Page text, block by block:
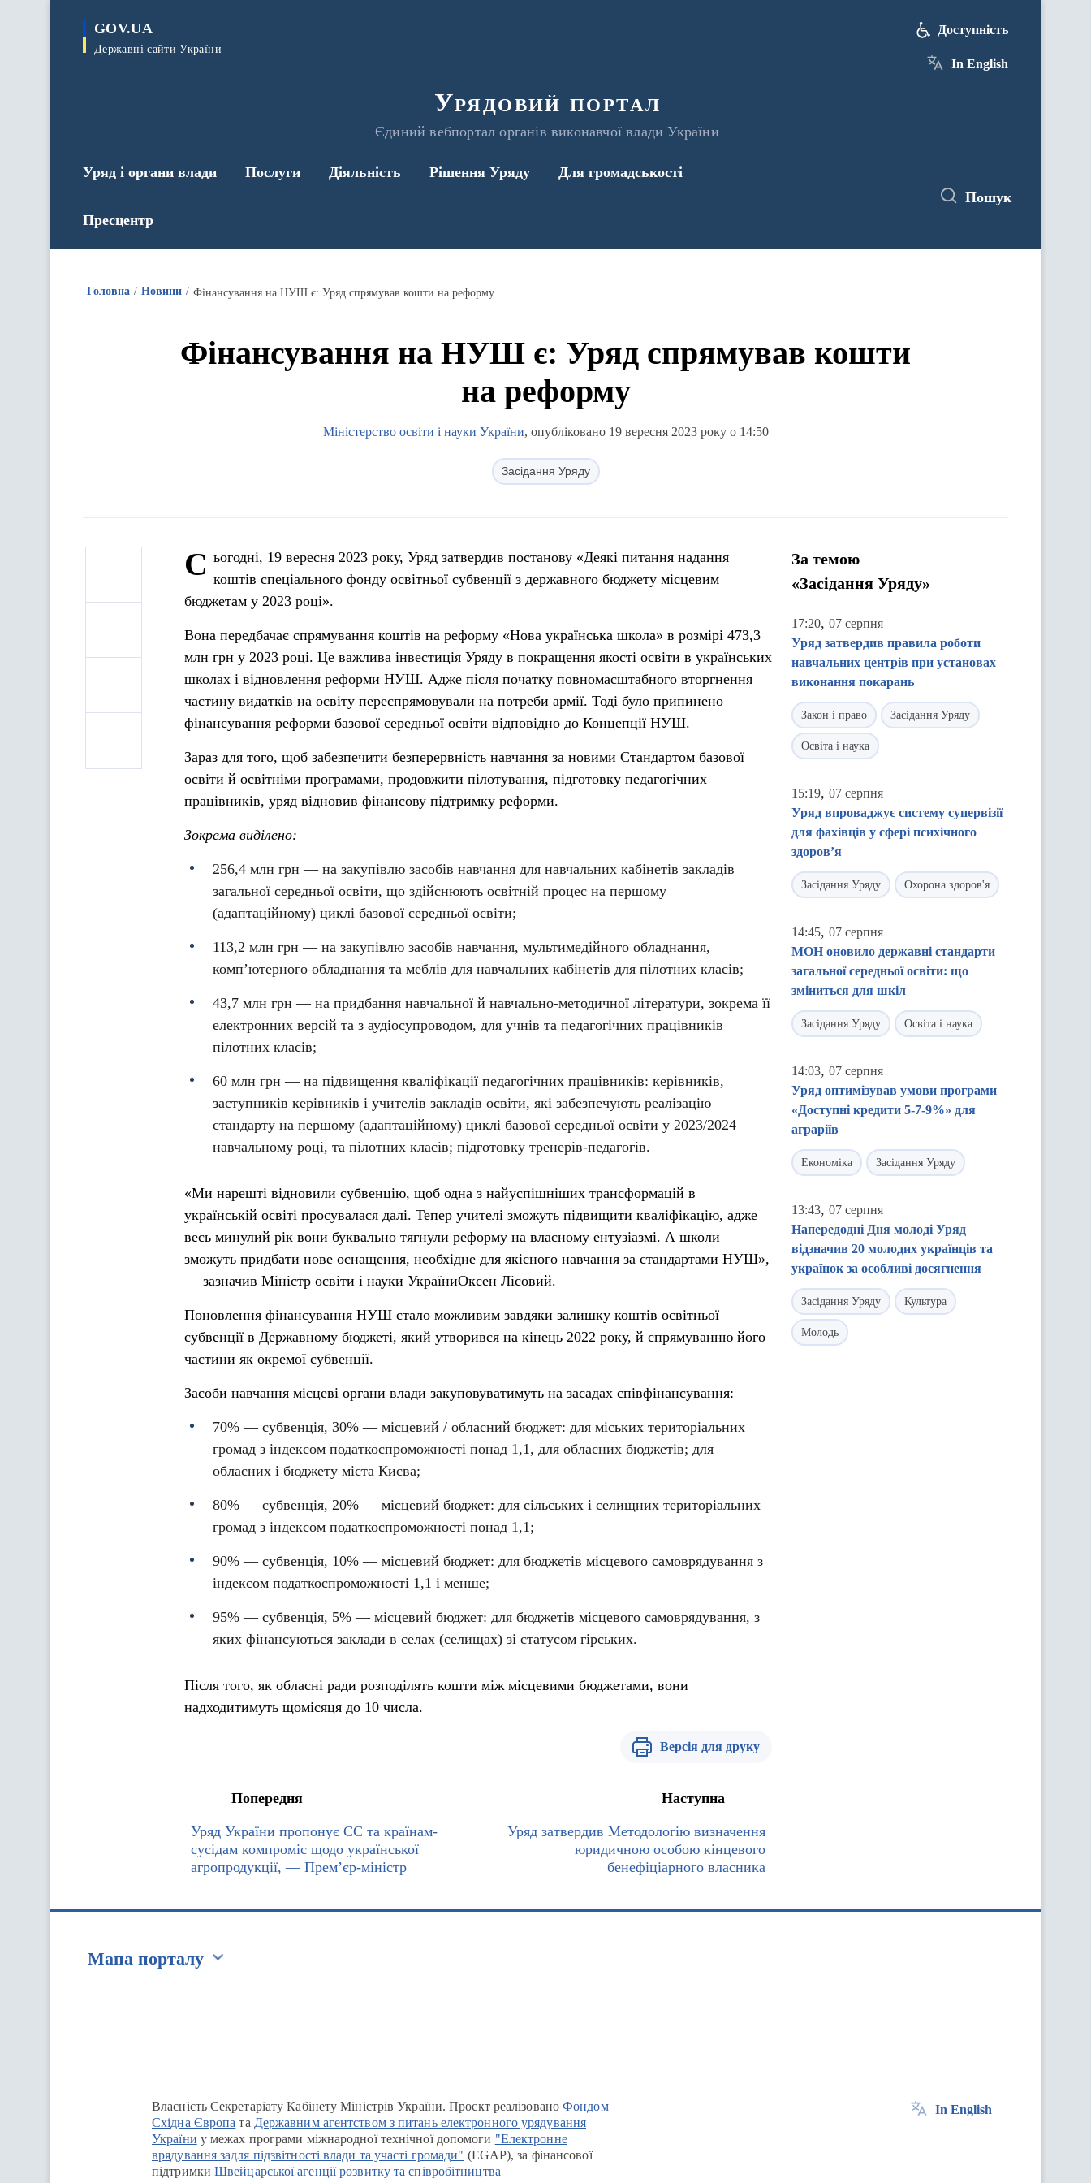
GOV.UA
Державні сайти України
Урядовий портал
Єдиний вебпортал органів виконавчої влади України
Доступність
In English
Уряд і органи влади Послуги Діяльність Рішення Уряду Для громадськості
Пресцентр
Пошук
Головна Новини Фінансування на НУШ є: Уряд спрямував кошти на реформу
Фінансування на НУШ є: Уряд спрямував кошти
на реформу
Міністерство освіти і науки України, опубліковано 19 вересня 2023 року о 14:50
Засідання Уряду
С ьогодні, 19 вересня 2023 року, Уряд затвердив постанову «Деякі питання надання
коштів спеціального фонду освітньої субвенції з державного бюджету місцевим
бюджетам у 2023 році».
Вона передбачає спрямування коштів на реформу «Нова українська школа» в розмірі 473,3
млн грн у 2023 році. Це важлива інвестиція Уряду в покращення якості освіти в українських
школах і відновлення реформи НУШ. Адже після початку повномасштабного вторгнення
частину видатків на освіту переспрямовували на потреби армії. Тоді було припинено
фінансування реформи базової середньої освіти відповідно до Концепції НУШ.
Зараз для того, щоб забезпечити безперервність навчання за новими Стандартом базової
освіти й освітніми програмами, продовжити пілотування, підготовку педагогічних
працівників, уряд відновив фінансову підтримку реформи.
Зокрема виділено:
256,4 млн грн — на закупівлю засобів навчання для навчальних кабінетів закладів
загальної середньої освіти, що здійснюють освітній процес на першому
(адаптаційному) циклі базової середньої освіти;
113,2 млн грн — на закупівлю засобів навчання, мультимедійного обладнання,
комп’ютерного обладнання та меблів для навчальних кабінетів для пілотних класів;
43,7 млн грн — на придбання навчальної й навчально-методичної літератури, зокрема її
електронних версій та з аудіосупроводом, для учнів та педагогічних працівників
пілотних класів;
60 млн грн — на підвищення кваліфікації педагогічних працівників: керівників,
заступників керівників і учителів закладів освіти, які забезпечують реалізацію
стандарту на першому (адаптаційному) циклі базової середньої освіти у 2023/2024
навчальному році, та пілотних класів; підготовку тренерів-педагогів.
«Ми нарешті відновили субвенцію, щоб одна з найуспішніших трансформацій в
українській освіті просувалася далі. Тепер учителі зможуть підвищити кваліфікацію, адже
весь минулий рік вони буквально тягнули реформу на власному ентузіазмі. А школи
зможуть придбати нове оснащення, необхідне для якісного навчання за стандартами НУШ»,
— зазначив Міністр освіти і науки УкраїниОксен Лісовий.
Поновлення фінансування НУШ стало можливим завдяки залишку коштів освітньої
субвенції в Державному бюджеті, який утворився на кінець 2022 року, й спрямуванню його
частини як окремої субвенції.
Засоби навчання місцеві органи влади закуповуватимуть на засадах співфінансування:
70% — субвенція, 30% — місцевий / обласний бюджет: для міських територіальних
громад з індексом податкоспроможності понад 1,1, для обласних бюджетів; для
обласних і бюджету міста Києва;
80% — субвенція, 20% — місцевий бюджет: для сільських і селищних територіальних
громад з індексом податкоспроможності понад 1,1;
90% — субвенція, 10% — місцевий бюджет: для бюджетів місцевого самоврядування з
індексом податкоспроможності 1,1 і менше;
95% — субвенція, 5% — місцевий бюджет: для бюджетів місцевого самоврядування, з
яких фінансуються заклади в селах (селищах) зі статусом гірських.
Після того, як обласні ради розподілять кошти між місцевими бюджетами, вони
надходитимуть щомісяця до 10 числа.
Версія для друку
Попередня
Уряд України пропонує ЄС та країнам-
сусідам компроміс щодо української
агропродукції, — Прем’єр-міністр
Наступна
Уряд затвердив Методологію визначення
юридичною особою кінцевого
бенефіціарного власника
За темою
«Засідання Уряду»
17:20, 07 серпня
Уряд затвердив правила роботи
навчальних центрів при установах
виконання покарань
Закон і право Засідання Уряду
Освіта і наука
15:19, 07 серпня
Уряд впроваджує систему супервізії
для фахівців у сфері психічного
здоров’я
Засідання Уряду Охорона здоров'я
14:45, 07 серпня
МОН оновило державні стандарти
загальної середньої освіти: що
зміниться для шкіл
Засідання Уряду Освіта і наука
14:03, 07 серпня
Уряд оптимізував умови програми
«Доступні кредити 5-7-9%» для
аграріїв
Економіка Засідання Уряду
13:43, 07 серпня
Напередодні Дня молоді Уряд
відзначив 20 молодих українців та
українок за особливі досягнення
Засідання Уряду Культура
Молодь
Мапа порталу
Власність Секретаріату Кабінету Міністрів України. Проєкт реалізованоФондом
Східна Європа та Державним агентством з питань електронного урядування
України у межах програми міжнародної технічної допомоги "Електронне
врядування задля підзвітності влади та участі громади" (EGAP), за фінансової
підтримки Швейцарської агенції розвитку та співробітництва
In English